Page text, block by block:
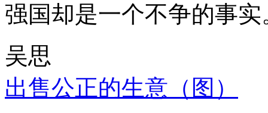
强国却是一个不争的事实
吴思
出售公正的生意（图）